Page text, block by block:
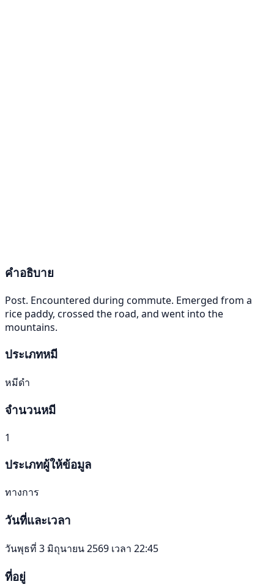
คำอธิบาย
Post. Encountered during commute. Emerged from a
rice paddy, crossed the road, and went into the
mountains.
ประเภทหมี
หมีดำ
จำนวนหมี
1
ประเภทผู้ให้ข้อมูล
ทางการ
วันที่และเวลา
วันพุธที่ 3 มิถุนายน 2569 เวลา 22:45
ที่อยู่